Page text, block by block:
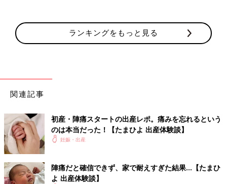
ランキングをもっと見る
関連記事
初産・陣痛スタートの出産レポ。痛みを忘れるという
のは本当だった！【たまひよ 出産体験談】
妊娠・出産
陣痛だと確信できず、家で耐えすぎた結果…【たまひ
よ 出産体験談】